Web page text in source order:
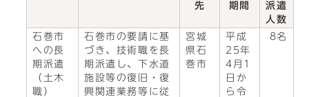
先
期間
派遣
人数
石巻市
への長
期派遣
（土木
職）
石巻市の要請に基
づき、技術職を長
期派遣し、下水道
施設等の復旧・復
興関連業務等に従
宮城
県石
巻市
平成
25年
4月1
日か
ら令
8名